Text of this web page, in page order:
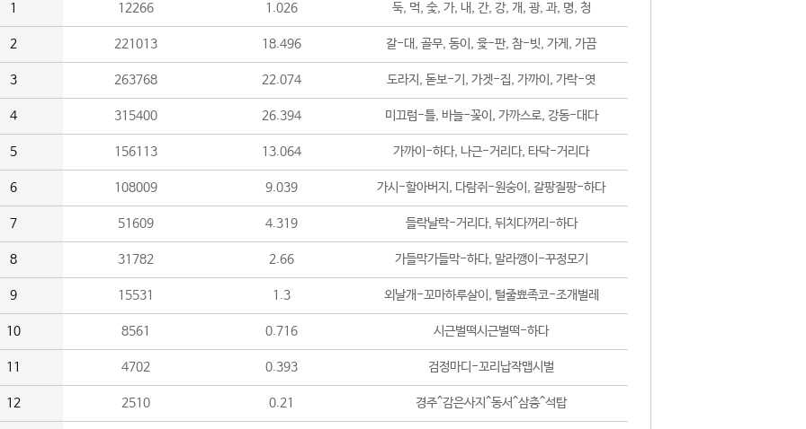
1 12266 1.026 둑, 먹, 숯, 가, 내, 간, 강, 개, 광, 과, 명, 청
2 221013 18.496 갈-대, 골무, 동이, 윷-판, 참-빗, 가게, 가끔
3 263768 22.074 도라지, 돋보-기, 가겟-집, 가까이, 가락-엿
4 315400 26.394 미끄럼-틀, 바늘-꽂이, 가까스로, 강동-대다
5 156113 13.064 가까이-하다, 나근-거리다, 타닥-거리다
6 108009 9.039 가시-할아버지, 다람쥐-원숭이, 갈팡질팡-하다
7 51609 4.319 들락날락-거리다, 뒤치다꺼리-하다
8 31782 2.66 가들막가들막-하다, 말라깽이-꾸정모기
9 15531 1.3 외날개-꼬마하루살이, 털줄뾰족코-조개벌레
10 8561 0.716 시근벌떡시근벌떡-하다
11 4702 0.393 검정마디-꼬리납작맵시벌
12 2510 0.21 경주^감은사지^동서^삼층^석탑